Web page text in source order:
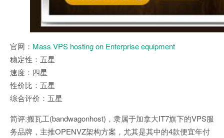
官网： Mass VPS hosting on Enterprise equipment
稳定性：五星
速度：四星
性价比：五星
综合评价：五星
简评:搬瓦工(bandwagonhost)，隶属于加拿大IT7旗下的VPS服
务品牌，主推OPENVZ架构方案，尤其是其中的4款便宜年付